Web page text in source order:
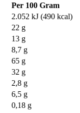
Per 100 Gram
2.052 kJ (490 kcal)
22 g
13 g
8,7 g
65 g
32 g
2,8 g
6,5 g
0,18 g